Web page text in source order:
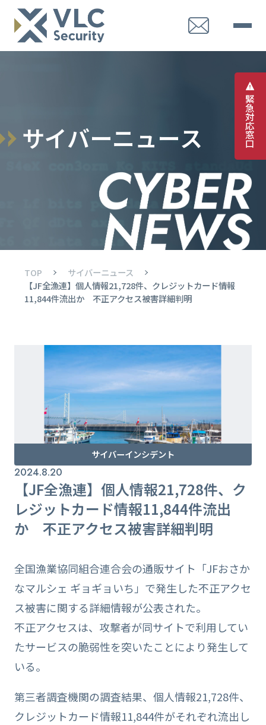
緊
急
対
応
窓
口
サイバーニュース
TOP
サイバーニュース
【JF全漁連】個人情報21,728件、クレジットカード情報
11,844件流出か 不正アクセス被害詳細判明
サイバーインシデント
2024.8.20
【JF全漁連】個人情報21,728件、ク
レジットカード情報11,844件流出
か 不正アクセス被害詳細判明
全国漁業協同組合連合会の通販サイト「JFおさか
なマルシェ ギョギョいち」で発生した不正アクセ
ス被害に関する詳細情報が公表された。
不正アクセスは、攻撃者が同サイトで利用してい
たサービスの脆弱性を突いたことにより発生して
いる。
第三者調査機関の調査結果、個人情報21,728件、
クレジットカード情報11,844件がそれぞれ流出し